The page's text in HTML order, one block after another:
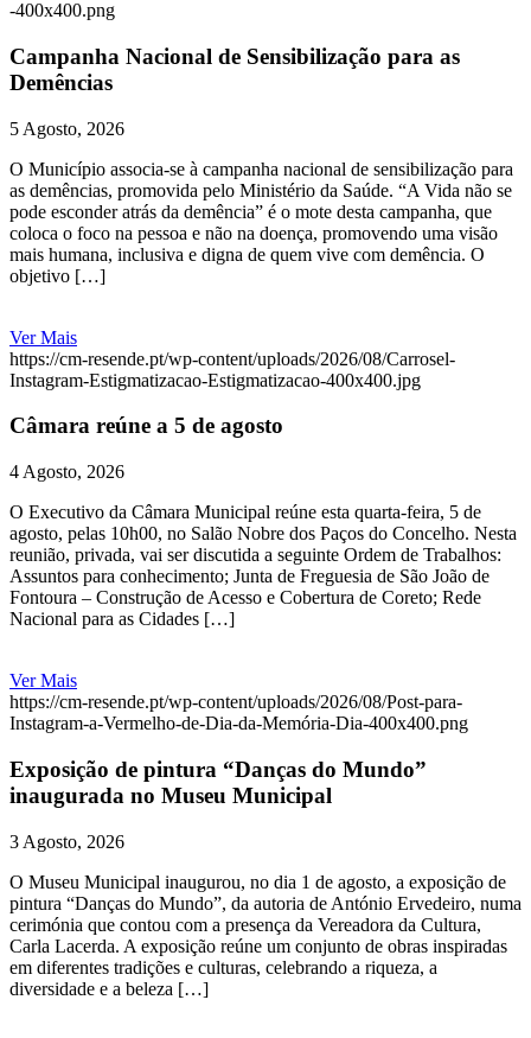
-400x400.png
Campanha Nacional de Sensibilização para as
Demências
5 Agosto, 2026
O Município associa-se à campanha nacional de sensibilização para
as demências, promovida pelo Ministério da Saúde. “A Vida não se
pode esconder atrás da demência” é o mote desta campanha, que
coloca o foco na pessoa e não na doença, promovendo uma visão
mais humana, inclusiva e digna de quem vive com demência. O
objetivo […]
Ver Mais
https://cm-resende.pt/wp-content/uploads/2026/08/Carrosel-
Instagram-Estigmatizacao-Estigmatizacao-400x400.jpg
Câmara reúne a 5 de agosto
4 Agosto, 2026
O Executivo da Câmara Municipal reúne esta quarta-feira, 5 de
agosto, pelas 10h00, no Salão Nobre dos Paços do Concelho. Nesta
reunião, privada, vai ser discutida a seguinte Ordem de Trabalhos:
Assuntos para conhecimento; Junta de Freguesia de São João de
Fontoura – Construção de Acesso e Cobertura de Coreto; Rede
Nacional para as Cidades […]
Ver Mais
https://cm-resende.pt/wp-content/uploads/2026/08/Post-para-
Instagram-a-Vermelho-de-Dia-da-Memória-Dia-400x400.png
Exposição de pintura “Danças do Mundo”
inaugurada no Museu Municipal
3 Agosto, 2026
O Museu Municipal inaugurou, no dia 1 de agosto, a exposição de
pintura “Danças do Mundo”, da autoria de António Ervedeiro, numa
cerimónia que contou com a presença da Vereadora da Cultura,
Carla Lacerda. A exposição reúne um conjunto de obras inspiradas
em diferentes tradições e culturas, celebrando a riqueza, a
diversidade e a beleza […]